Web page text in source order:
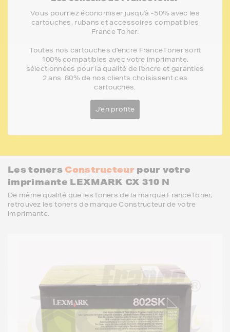
Vous pourriez économiser jusqu'à -50% avec les
cartouches, rubans et accessoires compatibles
France Toner.
Toutes nos cartouches d'encre FranceToner sont
100% compatibles avec votre imprimante,
sélectionnées pour la qualité de l'encre et garanties
2 ans. 80% de nos clients choisissent ces
cartouches.
J'en profite
Les toners Constructeurpour votre
imprimante LEXMARK CX 310 N
De même qualité que les toners de la marque FranceToner,
retrouvez les toners de marque Constructeur de votre
imprimante.